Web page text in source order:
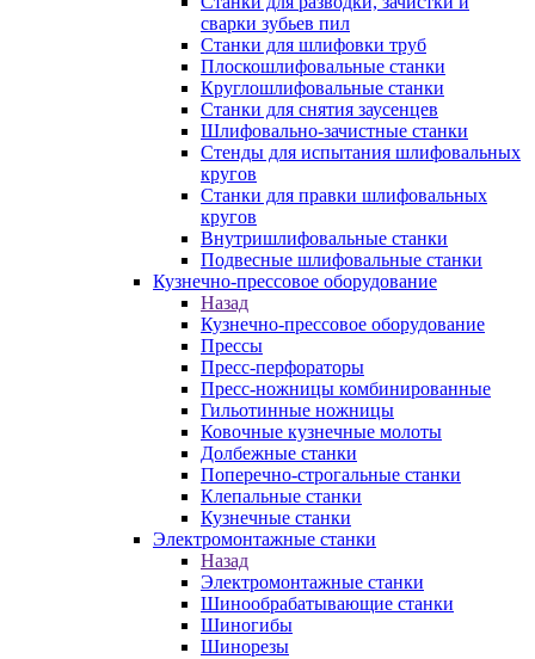
сварки зубьев пил
Станки для шлифовки труб
Плоскошлифовальные станки
Круглошлифовальные станки
Станки для снятия заусенцев
Шлифовально-зачистные станки
Стенды для испытания шлифовальных
кругов
Станки для правки шлифовальных
кругов
Внутришлифовальные станки
Подвесные шлифовальные станки
Кузнечно-прессовое оборудование
Назад
Кузнечно-прессовое оборудование
Прессы
Пресс-перфораторы
Пресс-ножницы комбинированные
Гильотинные ножницы
Ковочные кузнечные молоты
Долбежные станки
Поперечно-строгальные станки
Клепальные станки
Кузнечные станки
Электромонтажные станки
Назад
Электромонтажные станки
Шинообрабатывающие станки
Шиногибы
Шинорезы